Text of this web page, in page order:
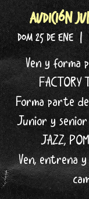
AUDICIÓN
dom 25 de ene
  |
Ven y forma
FACTORY
Forma parte
Junior y
JAZZ,
Ven, entrena